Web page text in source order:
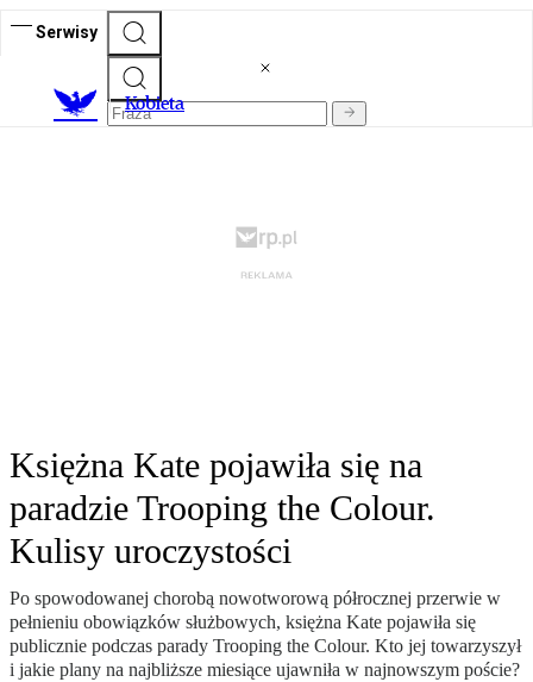
Serwisy
Kobieta
Księżna Kate pojawiła się na
paradzie Trooping the Colour.
Kulisy uroczystości
Po spowodowanej chorobą nowotworową półrocznej przerwie w
pełnieniu obowiązków służbowych, księżna Kate pojawiła się
publicznie podczas parady Trooping the Colour. Kto jej towarzyszył
i jakie plany na najbliższe miesiące ujawniła w najnowszym poście?